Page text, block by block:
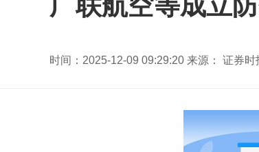
时间：2025-12-09 09:29:20 来源： 证券时